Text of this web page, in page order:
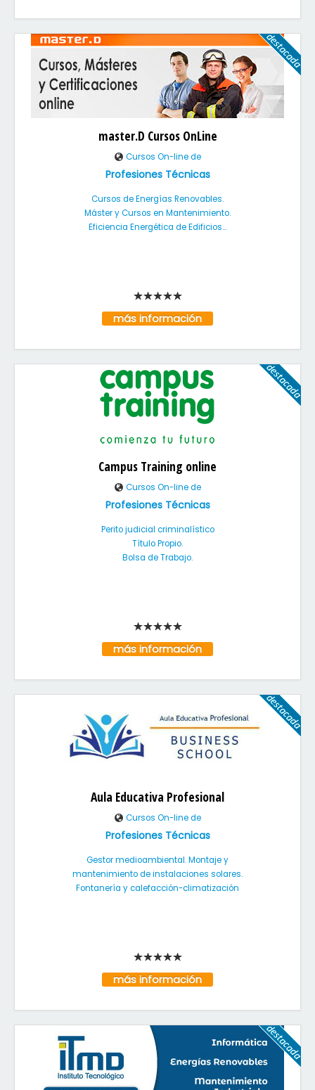
master.D Cursos OnLine
Cursos On-line de
Profesiones Técnicas
Cursos de Energías Renovables.
Máster y Cursos en Mantenimiento.
Eficiencia Energética de Edificios...
más información
Campus Training online
Cursos On-line de
Profesiones Técnicas
Perito judicial criminalístico
Título Propio.
Bolsa de Trabajo.
más información
Aula Educativa Profesional
Cursos On-line de
Profesiones Técnicas
Gestor medioambiental. Montaje y
mantenimiento de instalaciones solares.
Fontanería y calefacción-climatización
más información